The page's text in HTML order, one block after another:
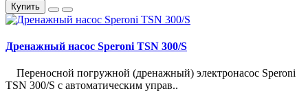
Купить
Дренажный насос Speroni TSN 300/S
Переносной погружной (дренажный) электронасос Speroni
TSN 300/S с автоматическим управ..